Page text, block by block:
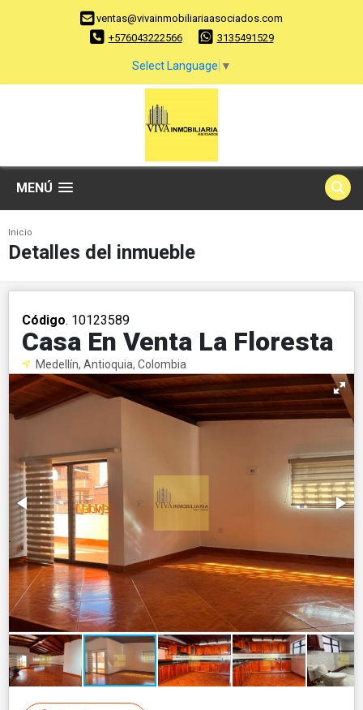
ventas@vivainmobiliariaasociados.com
+576043222566
3135491529
Select Language ▼
MENÚ
Inicio
Detalles del inmueble
Código. 10123589
Casa En Venta La Floresta
Medellín, Antioquia, Colombia